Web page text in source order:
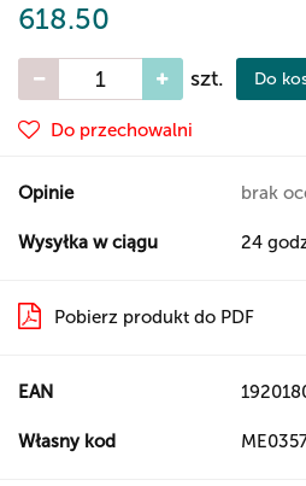
618.50
szt. Do
Do przechowalni
Opinie brak
Wysyłka w ciągu 24
Pobierz produkt do PDF
EAN
Własny kod